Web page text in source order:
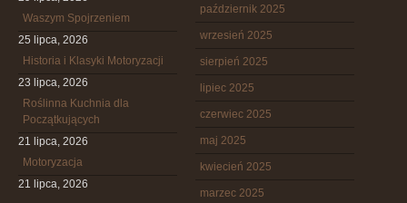
Waszym Spojrzeniem
25 lipca, 2026
Historia i Klasyki Motoryzacji
23 lipca, 2026
Roślinna Kuchnia dla
Początkujących
21 lipca, 2026
Motoryzacja
21 lipca, 2026
październik 2025
wrzesień 2025
sierpień 2025
lipiec 2025
czerwiec 2025
maj 2025
kwiecień 2025
marzec 2025